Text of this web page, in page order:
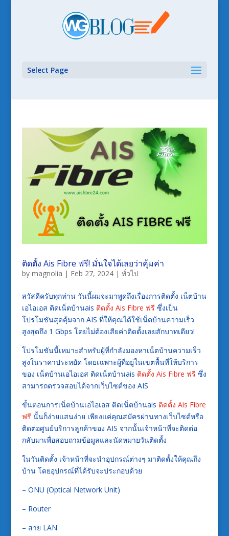
Select Page
ติดตั้ง Ais Fibre ฟรี! มั่นใจได้เลยว่าคุ้มค่า
by magnolia | Feb 27, 2024| ทั่วไป
สวัสดีครับทุกท่าน วันนี้ผมจะมาพูดถึงเรื่องการติดตั้ง เน็ตบ้าน
เอไอเอส ติดเน็ตบ้านais ติดตั้ง Ais Fibre ฟรี ซึ่งเป็น
โปรโมชันสุดคุ้มจาก AIS ที่ให้คุณได้ใช้เน็ตบ้านความเร็ว
สูงสุดถึง 1 Gbps โดยไม่ต้องเสียค่าติดตั้งเลยสักบาทเดียว!
โปรโมชันนี้เหมาะสำหรับผู้ที่กำลังมองหาเน็ตบ้านความเร็ว
สูงในราคาประหยัด โดยเฉพาะผู้ที่อยู่ในเขตพื้นที่ให้บริการ
ของ เน็ตบ้านเอไอเอส ติดเน็ตบ้านais ติดตั้ง Ais Fibre ฟรี ซึ่ง
สามารถตรวจสอบได้จากเว็บไซต์ของ AIS
ขั้นตอนการเน็ตบ้านเอไอเอส ติดเน็ตบ้านais ติดตั้ง Ais Fibre
ฟรี นั้นก็ง่ายแสนง่าย เพียงแค่คุณสมัครผ่านทางเว็บไซต์หรือ
ติดต่อศูนย์บริการลูกค้าของ AIS จากนั้นเจ้าหน้าที่จะติดต่อ
กลับมาเพื่อสอบถามข้อมูลและนัดหมายวันติดตั้ง
ในวันติดตั้ง เจ้าหน้าที่จะนำอุปกรณ์ต่างๆ มาติดตั้งให้คุณถึง
บ้าน โดยอุปกรณ์ที่ได้รับจะประกอบด้วย
– ONU (Optical Network Unit)
– Router
– สาย LAN